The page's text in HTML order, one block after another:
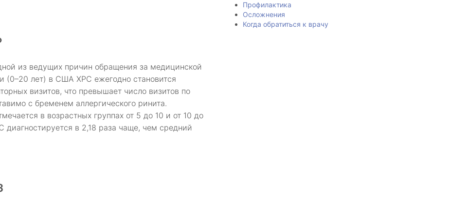
из ведущих причин обращения за медицинской
(0–20 лет) в США ХРС ежегодно становится
визитов, что превышает число визитов по
с бременем аллергического ринита.
в возрастных группах от 5 до 10 и от 10 до
диагностируется в 2,18 раза чаще, чем средний
Профилактика
Осложнения
Когда обратиться к врачу